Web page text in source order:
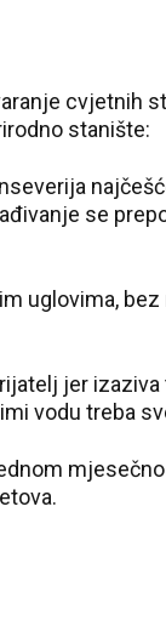
cvjetnih
stanište:
se
uglovima,
jer
vodu treba